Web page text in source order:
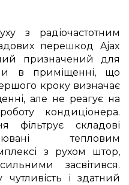
з радіочастотним
перешкод Ajax
призначений для
в приміщенні, що
кроку визначає
але не реагує на
кондиціонера.
фільтрує складові
тепловим
з рухом штор,
засвітився.
і здатний